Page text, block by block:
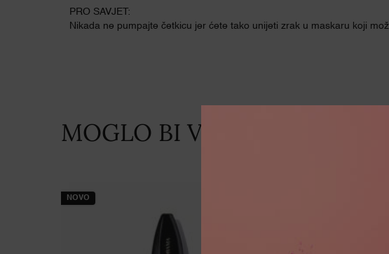
PRO SAVJET:
Nikada ne pumpajte četkicu jer ćete tako unijeti zrak u maskaru koji
PDP Slot 1 SectionMOGLO BI VAM SE SVIDJETI
NOVO